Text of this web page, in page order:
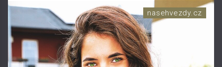
nasehvezdy.cz